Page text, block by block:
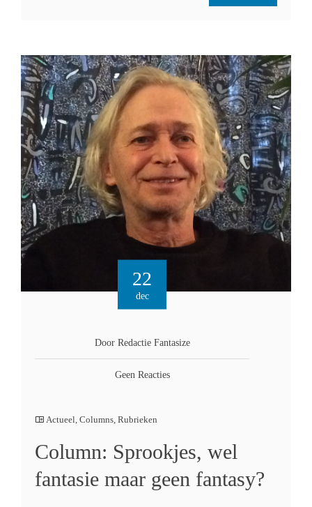
22
dec
Door Redactie Fantasize
Geen Reacties
Actueel Columns Rubrieken
Column: Sprookjes, wel
fantasie maar geen fantasy?